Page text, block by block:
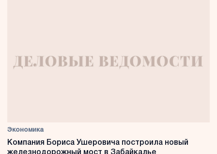
Экономика
Компания Бориса Ушеровича построила новый
железнодорожный мост в Забайкалье